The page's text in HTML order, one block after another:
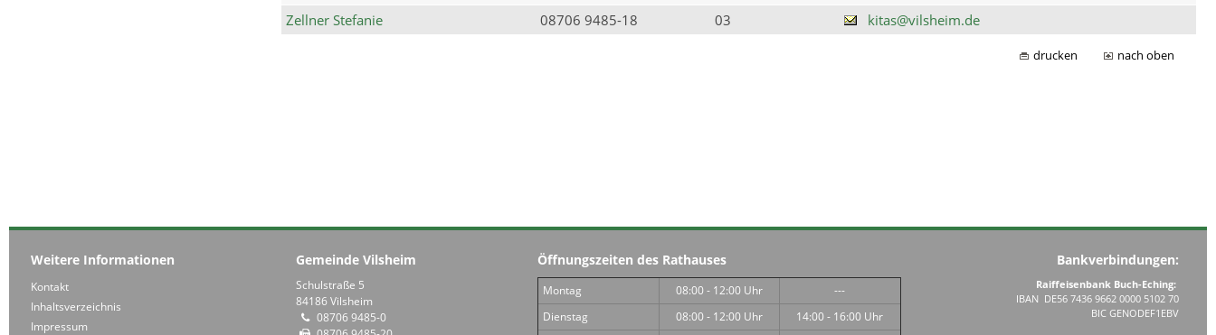
Zellner Stefanie
08706 9485-18 03 kitas@vilsheim.de
drucken nach oben
Weitere Informationen
Kontakt
Inhaltsverzeichnis
Impressum
Gemeinde Vilsheim
Schulstraße 5
84186 Vilsheim
08706 9485-0
Öffnungszeiten des Rathauses
Montag 08:00 - 12:00 Uhr
---
Dienstag
08:00 - 12:00 Uhr
14:00 - 16:00 Uhr
Bankverbindungen:
Raiffeisenbank Buch-Eching:
IBAN DE56 7436 9662 0000 5102 70
BIC GENODEF1EBV